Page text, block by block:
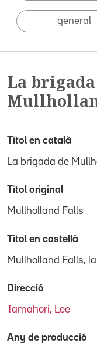
general
La
Títol en català
La brigada de
Títol original
Mullholland Falls
Títol en castellà
Mullholland Falls,
Direcció
Tamahori, Lee
Any de producció